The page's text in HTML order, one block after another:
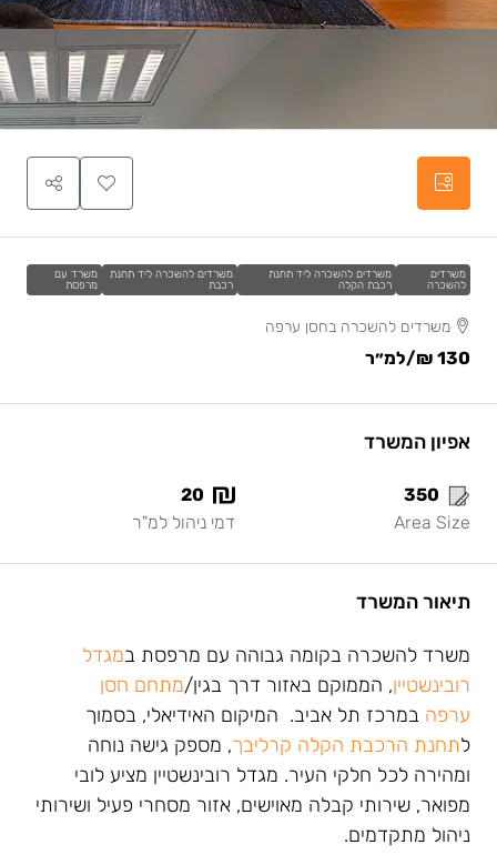
משרדים
להשכרה
משרדים להשכרה ליד תחנת
רכבת הקלה
משרדים להשכרה ליד תחנת
רכבת
משרד עם
מרפסת
משרדים להשכרה בחסן ערפה
130 ₪ /למ״ר
אפיון המשרד
350
Area Size
20
דמי ניהול למ"ר
תיאור המשרד
משרד להשכרה בקומה גבוהה עם מרפסת במגדל
רובינשטיין, הממוקם באזור דרך בגין/מתחם חסן
ערפה במרכז תל אביב. המיקום האידיאלי, בסמוך
לתחנת הרכבת הקלה קרליבך, מספק גישה נוחה
ומהירה לכל חלקי העיר. מגדל רובינשטיין מציע לובי
מפואר, שירותי קבלה מאוישים, אזור מסחרי פעיל ושירותי
ניהול מתקדמים.